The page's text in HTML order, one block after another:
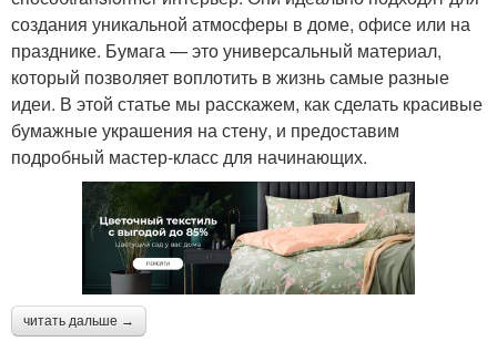
создания уникальной атмосферы в доме, офисе или на
празднике. Бумага — это универсальный материал,
который позволяет воплотить в жизнь самые разные
идеи. В этой статье мы расскажем, как сделать красивые
бумажные украшения на стену, и предоставим
подробный мастер-класс для начинающих.
читать дальше →